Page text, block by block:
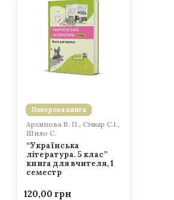
Паперова книга
Архипова В. П., Січкар С.І.,
Шило С.
“Українська
література. 5 клас”
книга для вчителя, 1
семестр
120,00